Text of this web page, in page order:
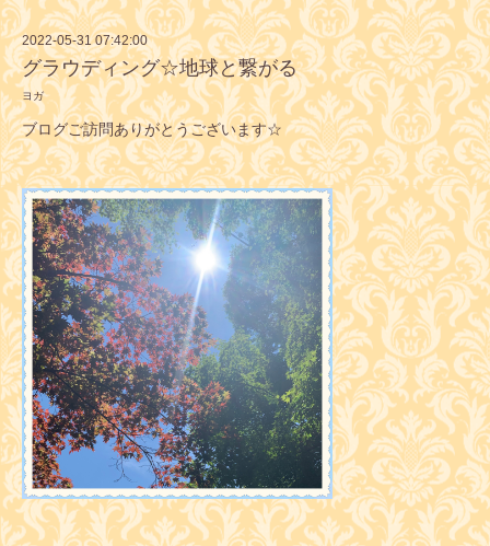
2022-05-31 07:42:00
グラウディング☆地球と繋がる
ヨガ
ブログご訪問ありがとうございます☆